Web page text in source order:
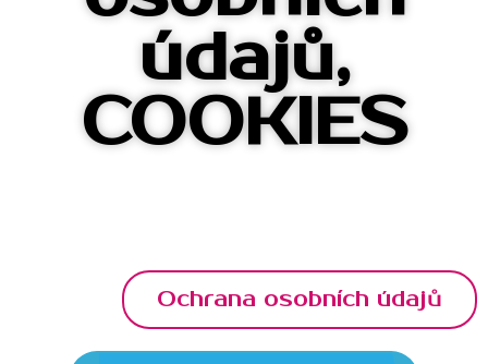
údajů,
COOKIES
Ochrana osobních údajů